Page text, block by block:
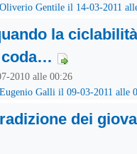
Gentile il 14-03-2011
la ciclabilità
2010 alle 00:26
Galli il 09-03-2011 alle
dei